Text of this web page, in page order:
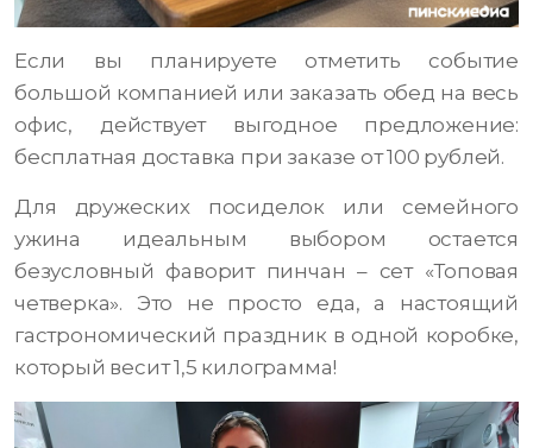
Если вы планируете отметить событие
большой компанией или заказать обед на весь
офис, действует выгодное предложение:
бесплатная доставка при заказе от 100 рублей.
Для дружеских посиделок или семейного
ужина идеальным выбором остается
безусловный фаворит пинчан – сет «Топовая
четверка». Это не просто еда, а настоящий
гастрономический праздник в одной коробке,
который весит 1,5 килограмма!